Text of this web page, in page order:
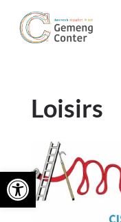
Loisirs
Ouvrir la barre d’outils